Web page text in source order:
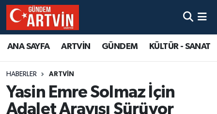
ANA SAYFA ARTVİN GÜNDEM KÜLTÜR - SANAT
HABERLER ARTVİN
Yasin Emre Solmaz İçin
Adalet Arayışı Sürüyor